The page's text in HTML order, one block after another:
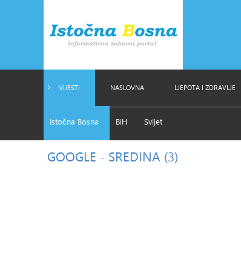
VIJESTI
Istočna Bosna BiH Svijet
NASLOVNA LJEPOTA I ZDRAVLJE
GOOGLE - SREDINA (3)